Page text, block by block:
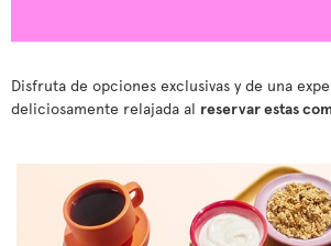
Disfruta de opciones exclusivas y de una
deliciosamente relajada al reservar estas